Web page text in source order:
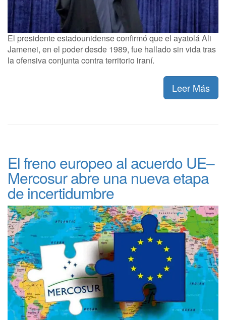
El presidente estadounidense confirmó que el ayatolá Ali
Jamenei, en el poder desde 1989, fue hallado sin vida tras
la ofensiva conjunta contra territorio iraní.
Leer Más
El freno europeo al acuerdo UE–
Mercosur abre una nueva etapa
de incertidumbre